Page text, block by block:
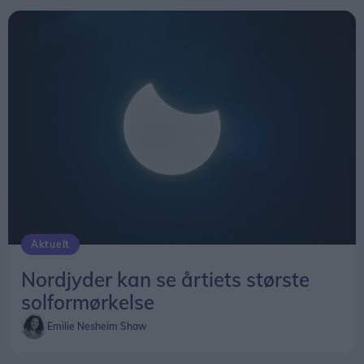
Herunder får man et overblik over, hvornår
solformørkelsen rammer forskellige steder i
Aktuelt
Nordjyder kan se årtiets største
solformørkelse
Emilie Nesheim Shaw